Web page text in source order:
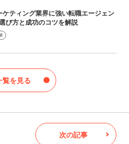
ケティング業界に強い転職エージェン
び方と成功のコツを解説
覧を見る
次の記事